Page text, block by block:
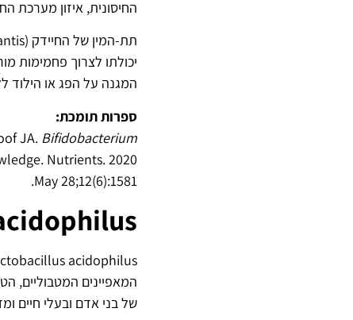
החיסונית, איזון מערכת
המגנה על הפג או הילוד
ספרות תומכת:
JA. Bifidobacterium
Nutrients. 2020
May 28;12(6):1581.
המאפיינים המטבוליים,
של בני אדם ובעלי חיים